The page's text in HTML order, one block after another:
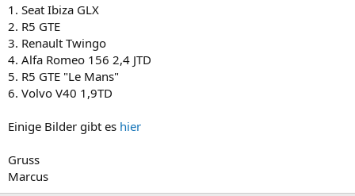
1. Seat Ibiza GLX
2. R5 GTE
3. Renault Twingo
4. Alfa Romeo 156 2,4 JTD
5. R5 GTE "Le Mans"
6. Volvo V40 1,9TD
Einige Bilder gibt es hier
Gruss
Marcus